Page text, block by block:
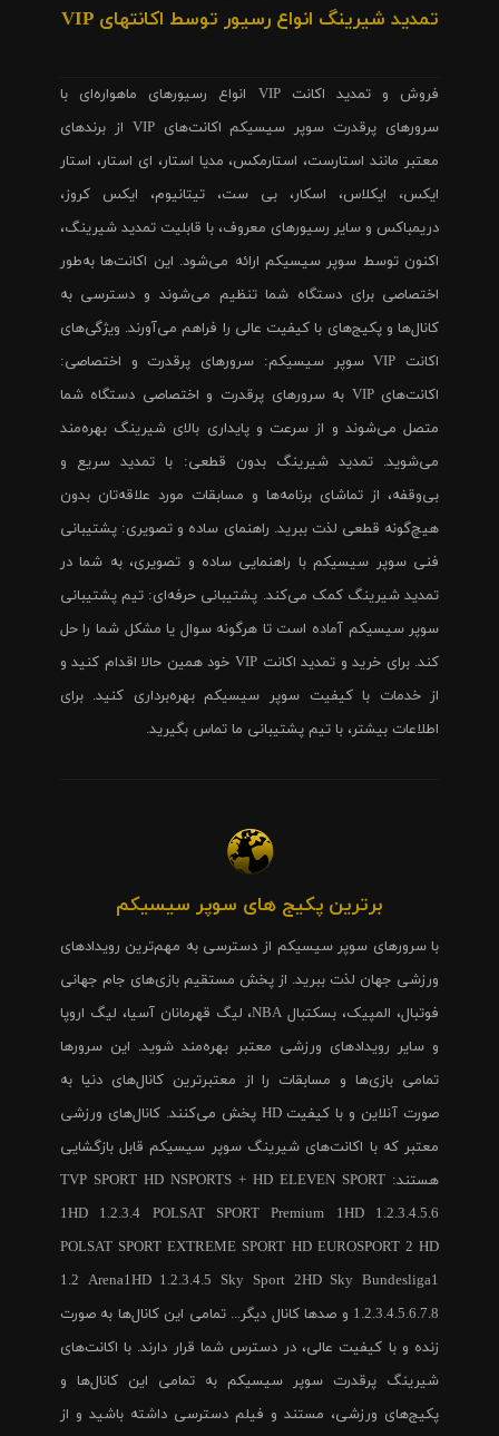
تمدید شیرینگ انواع رسیور توسط اکانتهای VIP
فروش و تمدید اکانت VIP انواع رسیورهای ماهواره‌ای با
سرورهای پرقدرت سوپر سیسیکم اکانت‌های VIP از برندهای
معتبر مانند استارست، استارمکس، مدیا استار، ای استار، استار
ایکس، ایکلاس، اسکار، بی ست، تیتانیوم، ایکس کروز،
دریمباکس و سایر رسیورهای معروف، با قابلیت تمدید شیرینگ،
اکنون توسط سوپر سیسیکم ارائه می‌شود. این اکانت‌ها به‌طور
اختصاصی برای دستگاه شما تنظیم می‌شوند و دسترسی به
کانال‌ها و پکیج‌های با کیفیت عالی را فراهم می‌آورند. ویژگی‌های
اکانت VIP سوپر سیسیکم: سرورهای پرقدرت و اختصاصی:
اکانت‌های VIP به سرورهای پرقدرت و اختصاصی دستگاه شما
متصل می‌شوند و از سرعت و پایداری بالای شیرینگ بهره‌مند
می‌شوید. تمدید شیرینگ بدون قطعی: با تمدید سریع و
بی‌وقفه، از تماشای برنامه‌ها و مسابقات مورد علاقه‌تان بدون
هیچ‌گونه قطعی لذت ببرید. راهنمای ساده و تصویری: پشتیبانی
فنی سوپر سیسیکم با راهنمایی ساده و تصویری، به شما در
تمدید شیرینگ کمک می‌کند. پشتیبانی حرفه‌ای: تیم پشتیبانی
سوپر سیسیکم آماده است تا هرگونه سوال یا مشکل شما را حل
کند. برای خرید و تمدید اکانت VIP خود همین حالا اقدام کنید و
از خدمات با کیفیت سوپر سیسیکم بهره‌برداری کنید. برای
اطلاعات بیشتر، با تیم پشتیبانی ما تماس بگیرید.
برترین پکیج های سوپر سیسیکم
با سرورهای سوپر سیسیکم از دسترسی به مهم‌ترین رویدادهای
ورزشی جهان لذت ببرید. از پخش مستقیم بازی‌های جام جهانی
فوتبال، المپیک، بسکتبال NBA، لیگ قهرمانان آسیا، لیگ اروپا
و سایر رویدادهای ورزشی معتبر بهره‌مند شوید. این سرورها
تمامی بازی‌ها و مسابقات را از معتبرترین کانال‌های دنیا به
صورت آنلاین و با کیفیت HD پخش می‌کنند. کانال‌های ورزشی
معتبر که با اکانت‌های شیرینگ سوپر سیسیکم قابل بازگشایی
هستند: TVP SPORT HD NSPORTS + HD ELEVEN SPORT
1HD 1.2.3.4 POLSAT SPORT Premium 1HD 1.2.3.4.5.6
POLSAT SPORT EXTREME SPORT HD EUROSPORT 2 HD
1.2 Arena1HD 1.2.3.4.5 Sky Sport 2HD Sky Bundesliga1
1.2.3.4.5.6.7.8 و صدها کانال دیگر... تمامی این کانال‌ها به صورت
زنده و با کیفیت عالی، در دسترس شما قرار دارند. با اکانت‌های
شیرینگ پرقدرت سوپر سیسیکم به تمامی این کانال‌ها و
پکیج‌های ورزشی، مستند و فیلم دسترسی داشته باشید و از